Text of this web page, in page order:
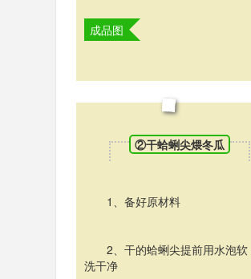
成品图
②干蛤蜊尖煨冬瓜
1、备好原材料
2、干的蛤蜊尖提前用水泡软
洗干净